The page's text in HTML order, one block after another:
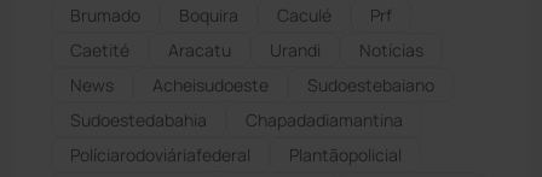
Brumado Boquira Caculé
Prf
Caetité
Aracatu Urandi
Notícias
News
Acheisudoeste
Sudoestebaiano
Sudoestedabahia
Chapadadiamantina
Políciarodoviáriafederal
Plantãopolicial